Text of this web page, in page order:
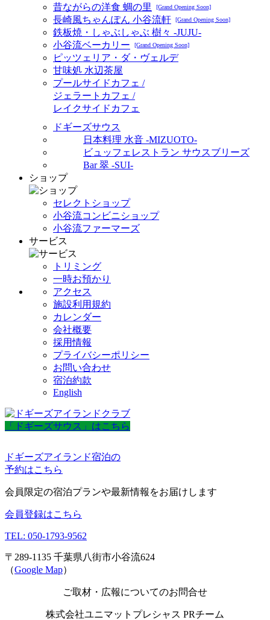
昔ながらの洋食 蜩の里
[Grand Opening Soon]
長崎風ちゃんぽん 小谷流軒 [Grand Opening Soon]
鉄板焼・しゃぶしゃぶ 樹々 -JUJU-
小谷流ベーカリー
[Grand Opening Soon]
ピッツェリア・ダ・ヴェルデ
甘味処 水辺茶屋
プールサイドカフェ /
ジェラートカフェ /
レイクサイドカフェ
ドギーズサウス
日本料理 水音 -MIZUOTO-
ビュッフェレストラン サウスブリーズ
Bar 翠 -SUI-
ショップ
セレクトショップ
小谷流コンビニショップ
小谷流ファーマーズ
サービス
トリミング
一時お預かり
アクセス
施設利用規約
カレンダー
会社概要
採用情報
プライバシーポリシー
お問い合わせ
宿泊約款
English
「ドギーズサウス」はこちら
ドギーズアイランド宿泊の
予約はこちら
会員限定の宿泊プランや最新情報をお届けします
会員登録はこちら
TEL: 050-1793-9562
〒289-1135 千葉県八街市小谷流624
（Google Map）
ご取材・広報についてのお問合せ
株式会社ユニマットプレシャス PRチーム